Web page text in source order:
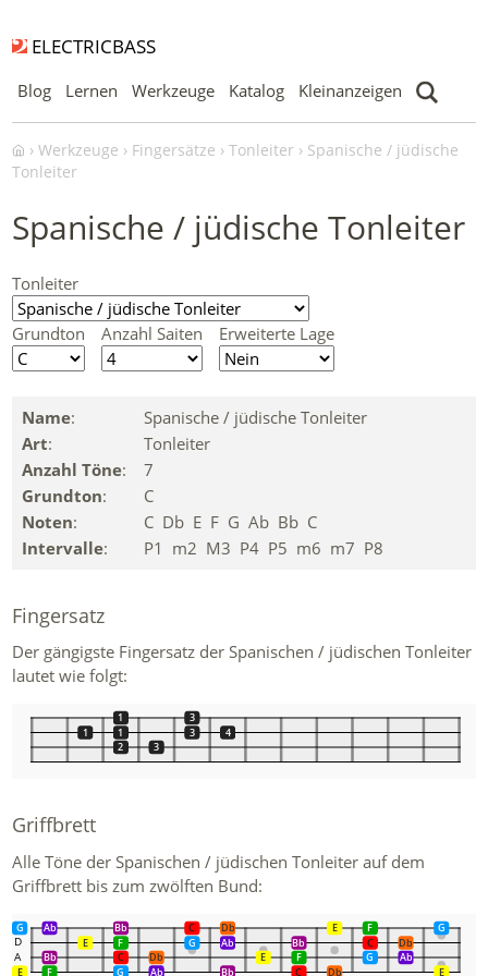
ELECTRICBASS
Blog Lernen Werkzeuge Katalog Kleinanzeigen
Werkzeuge Fingersätze Tonleiter
Spanische / jüdische
Tonleiter
Spanische / jüdische Tonleiter
Tonleiter
Grundton Anzahl Saiten Erweiterte Lage
Name:
Spanische / jüdische Tonleiter
Art:
Tonleiter
Anzahl Töne:
7
Grundton:
C
Noten:
C Db E F G Ab Bb C
Intervalle: P1 m2 M3 P4 P5 m6 m7 P8
Fingersatz
Der gängigste Fingersatz der Spanischen / jüdischen Tonleiter
lautet wie folgt:
2 3
1 1 3 4
1 3
Griffbrett
Alle Töne der Spanischen / jüdischen Tonleiter auf dem
Griffbrett bis zum zwölften Bund:
G
D
A
EE F G Ab Bb C Db E
Bb C Db E F G Ab
E F G Ab Bb C Db
G Ab Bb C Db E F G